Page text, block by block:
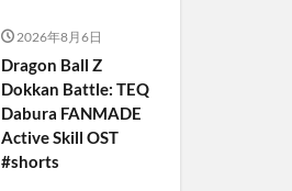
2026年8月6日
Dragon Ball Z
Dokkan Battle: TEQ
Dabura FANMADE
Active Skill OST
#shorts